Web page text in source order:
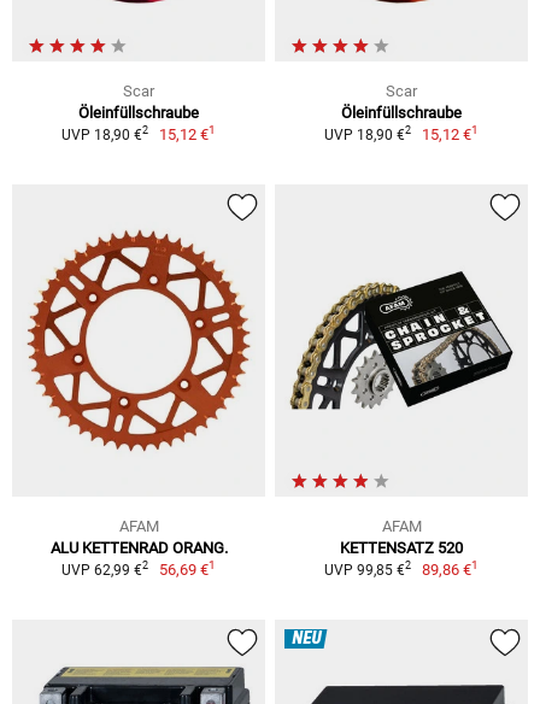
Scar
Öleinfüllschraube
UVP 18,90 €2 15,12 €1
Scar
Öleinfüllschraube
UVP 18,90 €2 15,12 €1
AFAM
ALU KETTENRAD ORANG.
UVP 62,99 €2 56,69 €1
AFAM
KETTENSATZ 520
UVP 99,85 €2 89,86 €1
NEU